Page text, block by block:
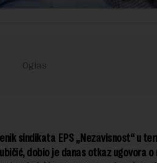
sindikata EPS „Nezavisnost“ u
dobio je danas otkaz ugovora